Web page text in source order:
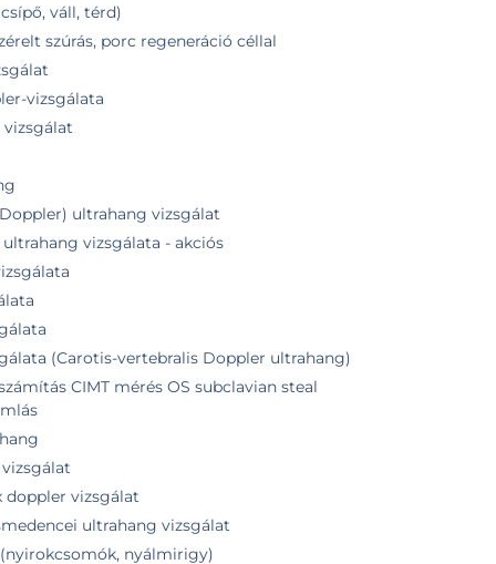
váll, térd)
szúrás, porc regeneráció céllal
vizsgálata
ultrahang vizsgálat
vizsgálata - akciós
(Carotis-vertebralis Doppler ultrahang)
CIMT mérés OS subclavian steal
doppler vizsgálat
ultrahang vizsgálat
nyálmirigy)